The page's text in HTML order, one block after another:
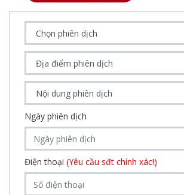
Ngày phiên dịch
Điện thoại (Yêu cầu sđt chính xác!)